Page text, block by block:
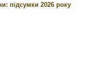
підсумки 2026 року